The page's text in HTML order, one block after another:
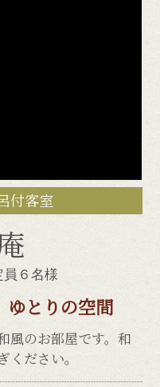
付客室
員６名様
ゆとりの空間
風のお部屋です。和
ださい。